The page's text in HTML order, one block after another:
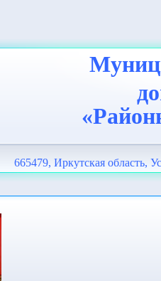
665479, Иркутская область,